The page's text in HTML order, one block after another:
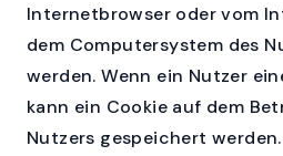
Internetbrowser oder vom
dem Computersystem des
werden. Wenn ein Nutzer
kann ein Cookie auf dem
Nutzers gespeichert